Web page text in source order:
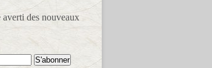
des nouveaux